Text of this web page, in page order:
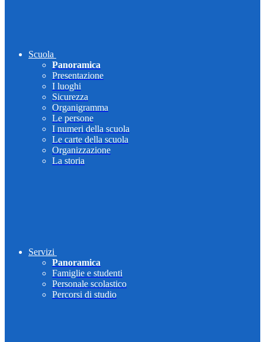
Scuola
Panoramica
Presentazione
I luoghi
Sicurezza
Organigramma
Le persone
I numeri della scuola
Le carte della scuola
Organizzazione
La storia
Servizi
Panoramica
Famiglie e studenti
Personale scolastico
Percorsi di studio